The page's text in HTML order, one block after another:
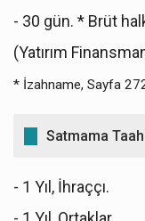
- 30 gün. * Brüt
(Yatırım
* İzahname, Sayfa
Satmama
- 1 Yıl, İhraççı.